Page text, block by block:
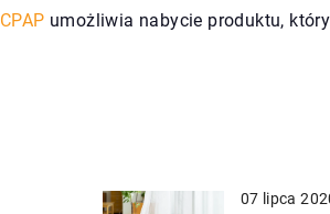
umożliwia nabycie produktu,
07 lipca